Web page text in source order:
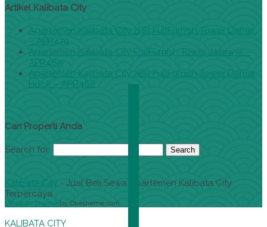
Artikel Kalibata City
Apartemen Kalibata City 2BR FullFurnish Tower Damar
– APR470
Apartemen Kalibata City FullFurnish Tower Jasmine –
APR469
Apartemen Kalibata City 2BR FullFurnish Tower Damar
Hook – APR468
Cari Properti Anda
Search for:
Kalibata City
- Jual Beli Sewa Apartemen Kalibata City
Terpercaya
Vroperty Theme by Oketheme.com
KALIBATA CITY